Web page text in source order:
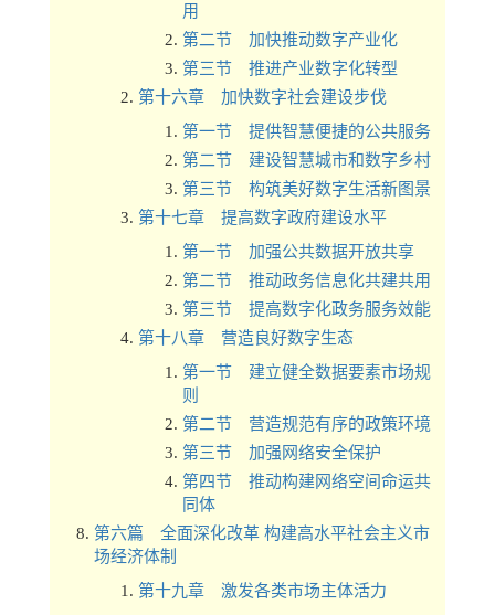
用
第二节 加快推动数字产业化
第三节 推进产业数字化转型
第十六章 加快数字社会建设步伐
第一节 提供智慧便捷的公共服务
第二节 建设智慧城市和数字乡村
第三节 构筑美好数字生活新图景
第十七章 提高数字政府建设水平
第一节 加强公共数据开放共享
第二节 推动政务信息化共建共用
第三节 提高数字化政务服务效能
第十八章 营造良好数字生态
第一节 建立健全数据要素市场规
则
第二节 营造规范有序的政策环境
第三节 加强网络安全保护
第四节 推动构建网络空间命运共
同体
第六篇 全面深化改革 构建高水平社会主义市
场经济体制
第十九章 激发各类市场主体活力